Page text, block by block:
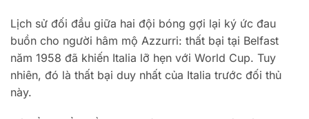
Lịch sử đối đầu giữa hai đội bóng gợi lại ký ức đau
buồn cho người hâm mộ Azzurri: thất bại tại Belfast
năm 1958 đã khiến Italia lỡ hẹn với World Cup. Tuy
nhiên, đó là thất bại duy nhất của Italia trước đối thủ
này.